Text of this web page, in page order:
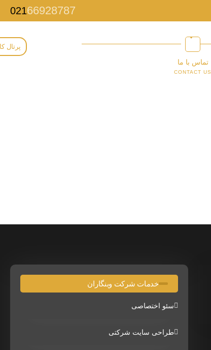
02166928787
تماس با ما
CONTACT US
پرتال
خدمات شرکت وبنگاران
سئو اختصاصی
طراحی سایت شرکتی